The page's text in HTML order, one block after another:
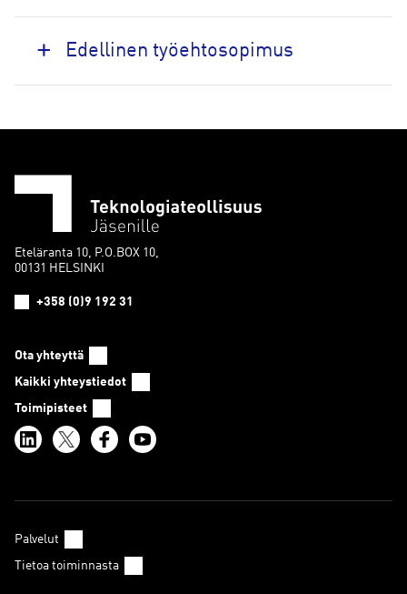
Edellinen työehtosopimus
Eteläranta 10, P.O.BOX 10,
00131 HELSINKI
+358 (0)9 192 31
Ota yhteyttä
Kaikki yhteystiedot
Toimipisteet
Palvelut
Tietoa toiminnasta